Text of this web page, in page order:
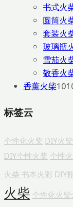
书式火
圆筒火
套装火
玻璃瓶
雪茄火
敬香火
香薰火柴10
标签云
个性化火柴 DIY火柴
DIY个性火柴 个性
火柴 书本火彩 DIY
火柴 个性化火柴